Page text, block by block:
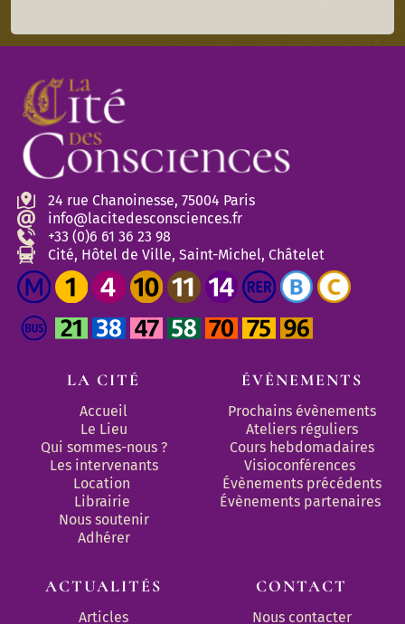
24 rue Chanoinesse, 75004 Paris
info@lacitedesconsciences.fr
+33 (0)6 61 36 23 98
Cité, Hôtel de Ville, Saint-Michel, Châtelet
LA CITÉ
Accueil
Le Lieu
Qui sommes-nous ?
Les intervenants
Location
Librairie
Nous soutenir
Adhérer
ÉVÈNEMENTS
Prochains évènements
Ateliers réguliers
Cours hebdomadaires
Visioconférences
Évènements précédents
Évènements partenaires
ACTUALITÉS
Articles
CONTACT
Nous contacter